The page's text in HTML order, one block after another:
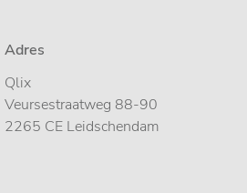
Adres
Qlix
Veursestraatweg 88-90
2265 CE Leidschendam